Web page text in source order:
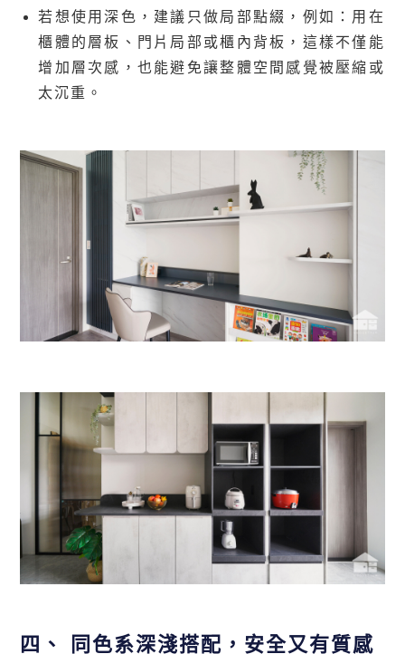
若想使用深色，建議只做局部點綴，例如： 用在
櫃體的層板、門片局部或櫃內背板，這樣不僅能
增加層次感，也能避免讓整體空間感覺被壓縮或
太沉重 。
四、 同色系深淺搭配，安全又有質感